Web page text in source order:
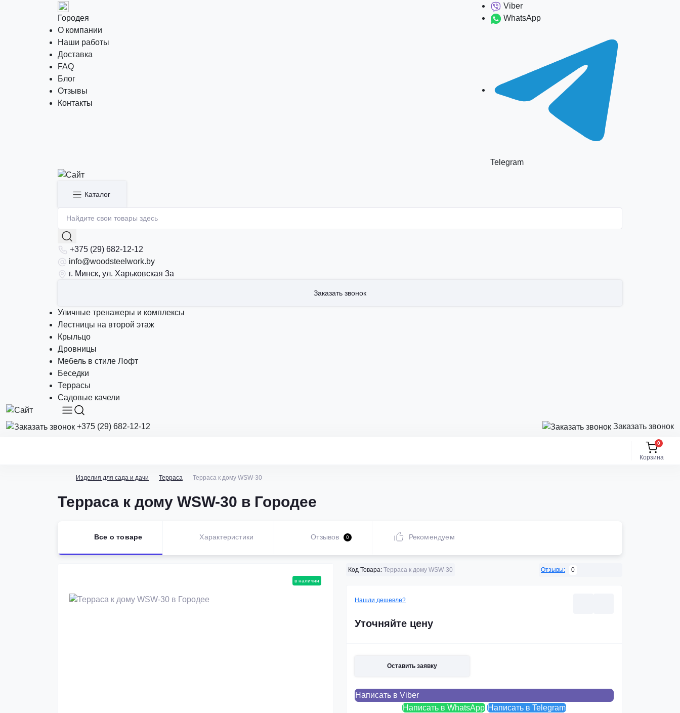
Городея
О компании
Наши работы
Доставка
FAQ
Блог
Отзывы
Контакты
Viber
WhatsApp
Telegram
Каталог
+375 (29) 682-12-12
info@woodsteelwork.by
г. Минск, ул. Харьковская 3а
Заказать звонок
Уличные тренажеры и комплексы
Лестницы на второй этаж
Крыльцо
Дровницы
Мебель в стиле Лофт
Беседки
Террасы
Садовые качели
+375 (29) 682-12-12 Заказать звонок
Корзина
0
Изделия для сада и дачи Терраса Терраса к дому WSW-30
Терраса к дому WSW-30 в Городее
Все о товаре Характеристики Отзывов 0 Рекомендуем
в наличии
Код Товара: Терраса к дому WSW-30 Отзывы: 0
Нашли дешевле?
Уточняйте цену
Оставить заявку
Написать в Viber
Написать в WhatsApp Написать в Telegram